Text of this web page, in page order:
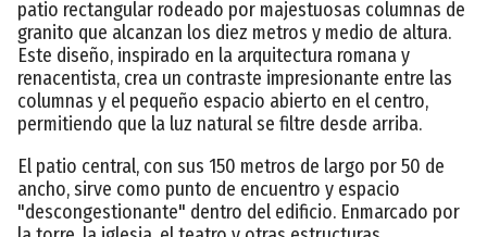
patio rectangular rodeado por majestuosas columnas de
granito que alcanzan los diez metros y medio de altura.
Este diseño, inspirado en la arquitectura romana y
renacentista, crea un contraste impresionante entre las
columnas y el pequeño espacio abierto en el centro,
permitiendo que la luz natural se filtre desde arriba.
El patio central, con sus 150 metros de largo por 50 de
ancho, sirve como punto de encuentro y espacio
"descongestionante" dentro del edificio. Enmarcado por